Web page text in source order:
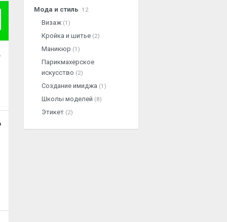
Мода и стиль 12
Визаж (1)
Кройка и шитье (2)
Маникюр (1)
Парикмахерское
искусство (2)
Создание имиджа (1)
Школы моделей (8)
Этикет (2)